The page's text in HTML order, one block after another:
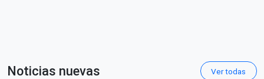
Noticias nuevas Ver todas